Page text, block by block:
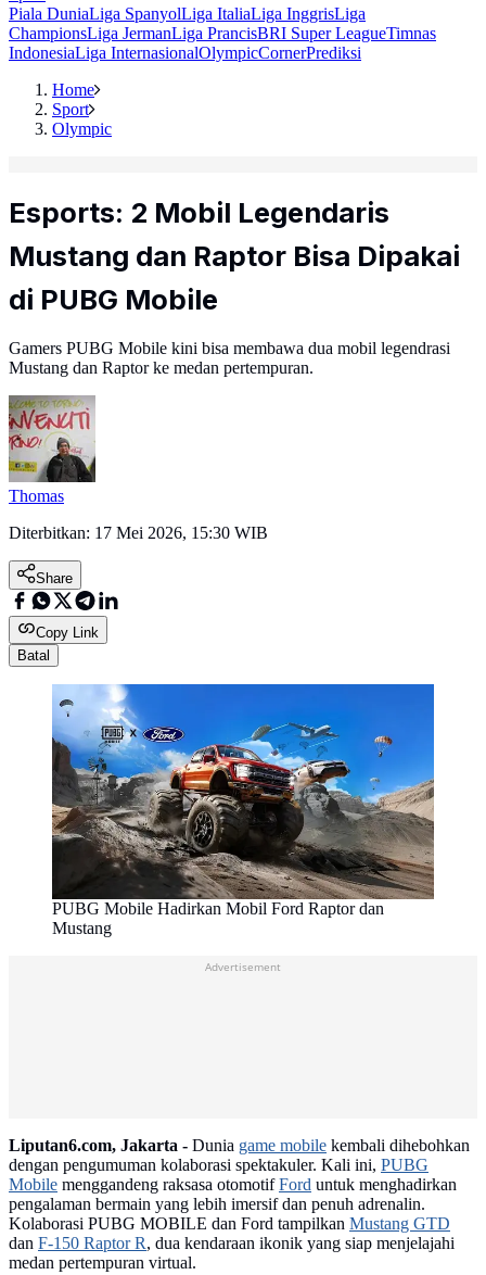
Piala DuniaLiga SpanyolLiga ItaliaLiga InggrisLiga
ChampionsLiga JermanLiga PrancisBRI Super LeagueTimnas
IndonesiaLiga InternasionalOlympicCornerPrediksi
Home
Sport
Olympic
Esports: 2 Mobil Legendaris
Mustang dan Raptor Bisa Dipakai
di PUBG Mobile
Gamers PUBG Mobile kini bisa membawa dua mobil legendrasi
Mustang dan Raptor ke medan pertempuran.
Thomas
Diterbitkan: 17 Mei 2026, 15:30 WIB
Share
Copy Link
Batal
PUBG Mobile Hadirkan Mobil Ford Raptor dan
Mustang
Advertisement
Liputan6.com, Jakarta - Dunia game mobile kembali dihebohkan
dengan pengumuman kolaborasi spektakuler. Kali ini, PUBG
Mobile menggandeng raksasa otomotifFord untuk menghadirkan
pengalaman bermain yang lebih imersif dan penuh adrenalin.
Kolaborasi PUBG MOBILE dan Ford tampilkan Mustang GTD
dan F-150 Raptor R, dua kendaraan ikonik yang siap menjelajahi
medan pertempuran virtual.